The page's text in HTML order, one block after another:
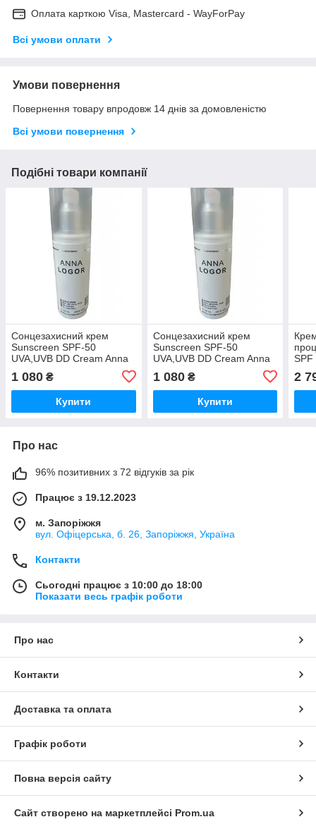
Оплата карткою Visa, Mastercard - WayForPay
Всі умови оплати
Умови повернення
Повернення товару впродовж 14 днів за домовленістю
Всі умови повернення
Подібні товари компанії
Сонцезахисний крем
Sunscreen SPF-50
UVA,UVB DD Cream Anna
1 080 ₴
Купити
Сонцезахисний крем
Sunscreen SPF-50
UVA,UVB DD Cream Anna
1 080₴
Купити
SPF
50+/
мл
2
Про нас
96% позитивних з 72 відгуків за рік
Працює з 19.12.2023
м. Запоріжжя
вул. Офіцерська, б. 26, Запоріжжя, Україна
Контакти
Сьогодні працює з 10:00 до 18:00
Показати весь графік роботи
Про нас
Контакти
Доставка та оплата
Графік роботи
Повна версія сайту
Сайт створено на маркетплейсі Prom.ua